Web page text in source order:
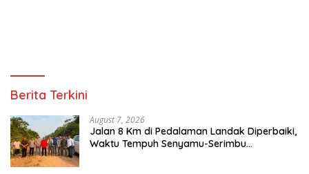
Berita Terkini
August 7, 2026
Jalan 8 Km di Pedalaman Landak Diperbaiki,
Waktu Tempuh Senyamu-Serimbu